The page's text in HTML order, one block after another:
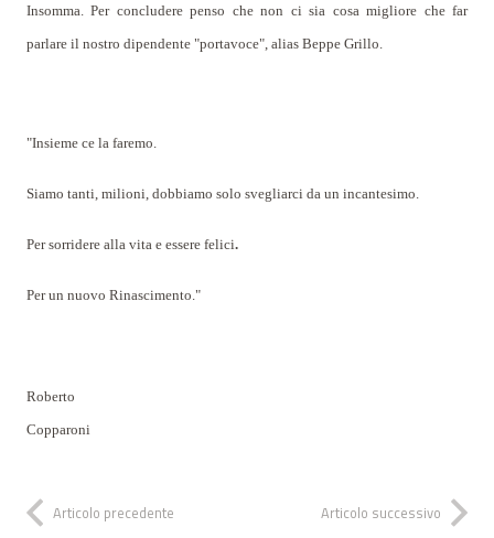
Insomma. Per concludere penso che non ci sia cosa migliore che far
parlare il nostro dipendente "portavoce", alias Beppe Grillo.
"Insieme ce la faremo.
Siamo tanti, milioni, dobbiamo solo svegliarci da un incantesimo.
Per sorridere alla vita e essere felici.
Per un nuovo Rinascimento."
Roberto
Copparoni
Articolo precedente Articolo successivo